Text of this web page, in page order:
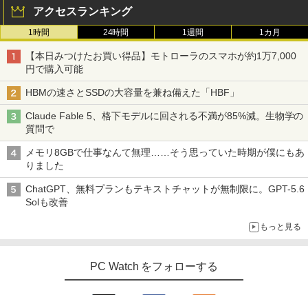
￥3,480
アクセスランキング
1時間 24時間 1週間 1カ月
【本日みつけたお買い得品】モトローラのスマホが約1万7,000
円で購入可能
HBMの速さとSSDの大容量を兼ね備えた「HBF」
Claude Fable 5、格下モデルに回される不満が85%減。生物学の
質問で
メモリ8GBで仕事なんて無理……そう思っていた時期が僕にもあ
りました
ChatGPT、無料プランもテキストチャットが無制限に。GPT-5.6
Solも改善
もっと見る
PC Watch をフォローする